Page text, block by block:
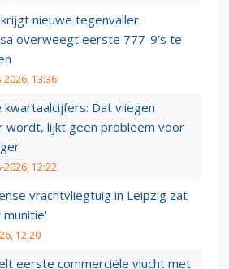
nieuwe tegenvaller:
overweegt eerste 777-9’s te
2026, 13:36
kwartaalcijfers: Dat vliegen
wordt, lijkt geen probleem voor
2026, 12:22
vrachtvliegtuig in Leipzig zat
12:20
eerste commerciële vlucht met